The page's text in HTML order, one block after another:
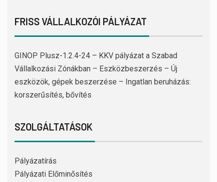
FRISS VÁLLALKOZÓI PÁLYÁZAT
GINOP Plusz-1.2.4-24 – KKV pályázat a Szabad
Vállalkozási Zónákban – Eszközbeszerzés – Új
eszközök, gépek beszerzése – Ingatlan beruházás:
korszerűsítés, bővítés
SZOLGÁLTATÁSOK
Pályázatírás
Pályázati Előminősítés